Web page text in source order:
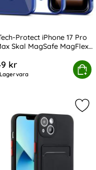
TPU Skal
Protect iPhone 17 Pro
Skal MagSafe MagFlex
kr
Lagervara
Köp
iPhone 17 Pro Max
Galaxy S20 FE